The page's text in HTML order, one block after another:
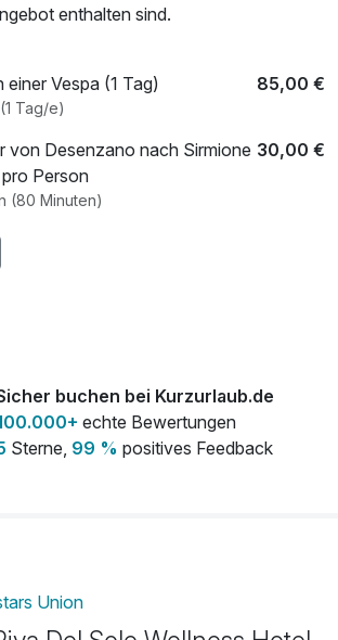
enthalten sind.
einer Vespa (1 Tag) 85,00 €
pro Stück (1 Tag/e)
von Desenzano nach Sirmione
Person
30,00 €
pro Person (80 Minuten)
del Garda (3 Std.) pro
(90 Min.) pro Person 20,00 €
buchen bei Kurzurlaub.de
echte Bewertungen
Sterne, 99 % positives Feedback
Union